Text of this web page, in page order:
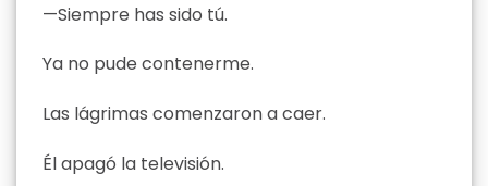
—Siempre has sido tú.
Ya no pude contenerme.
Las lágrimas comenzaron a caer.
Él apagó la televisión.